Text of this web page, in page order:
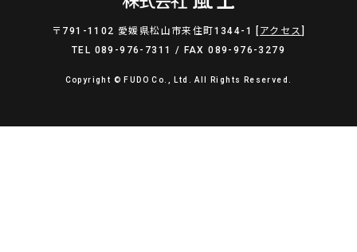
〒791-1102 愛媛県松山市来住町1344-1 [ アクセス
TEL 089-976-7311 / FAX 089-976-3279
Copyright © FUDO Co., Ltd. All Rights Reserved.